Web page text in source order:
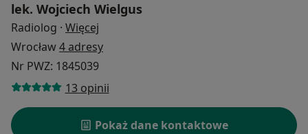
lek. Wojciech Wielgus
Radiolog · Więcej
Wrocław4 adresy
Nr PWZ: 1845039
13 opinii
Pokaż dane kontaktowe